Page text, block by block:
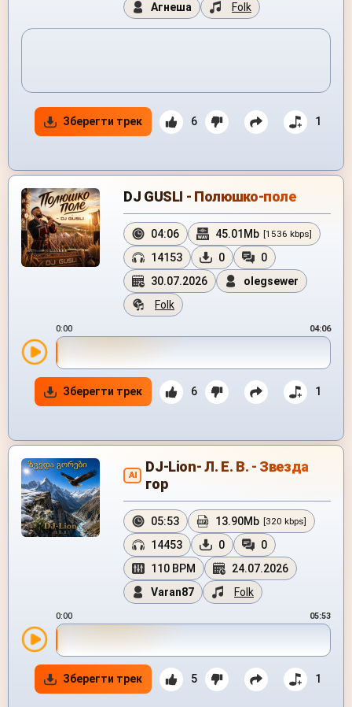
Агнеша
Folk
Зберегти трек 6 1
DJ GUSLI - Полюшко-поле
04:06 45.01Mb [1536 kbps]
14153 0
0
30.07.2026
olegsewer
Folk
0:00 04:06
Зберегти трек 6 1
AI
DJ-Lion- Л. Е. В. - Звезда
гор
05:53 13.90Mb [320 kbps]
14453 0
0
110 BPM
24.07.2026
Varan87
Folk
0:00 05:53
Зберегти трек 5 1